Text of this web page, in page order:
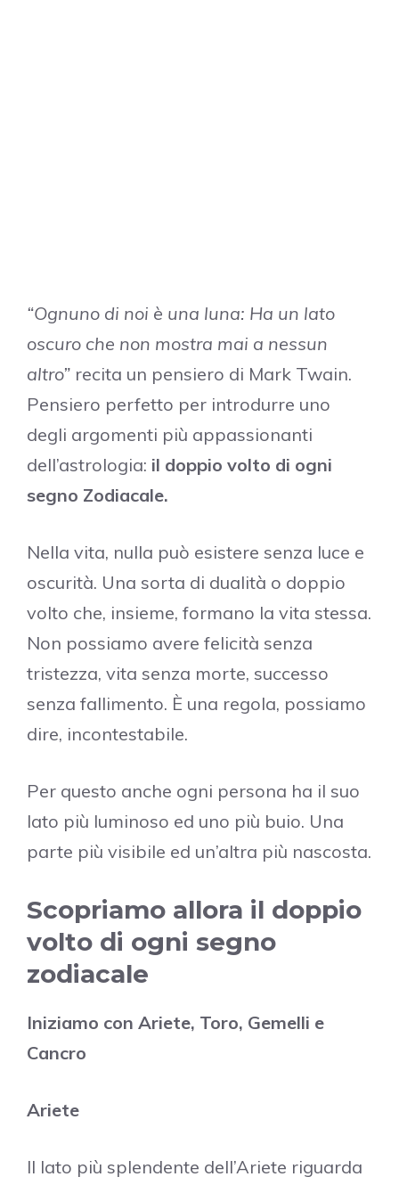
“Ognuno di noi è una luna: Ha un lato
oscuro che non mostra mai a nessun
altro” recita un pensiero di Mark Twain.
Pensiero perfetto per introdurre uno
degli argomenti più appassionanti
dell’astrologia: il doppio volto di ogni
segno Zodiacale.
Nella vita, nulla può esistere senza luce e
oscurità. Una sorta di dualità o doppio
volto che, insieme, formano la vita stessa.
Non possiamo avere felicità senza
tristezza, vita senza morte, successo
senza fallimento. È una regola, possiamo
dire, incontestabile.
Per questo anche ogni persona ha il suo
lato più luminoso ed uno più buio. Una
parte più visibile ed un’altra più nascosta.
Scopriamo allora il doppio
volto di ogni segno
zodiacale
Iniziamo con Ariete, Toro, Gemelli e
Cancro
Ariete
Il lato più splendente dell’Ariete riguarda